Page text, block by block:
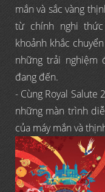
mắn và sắc vàng
từ chính nghi
khoảnh khắc
những trải nghiệm
đang đến.
- Cùng Royal Salute
những màn trình
của máy mắn và